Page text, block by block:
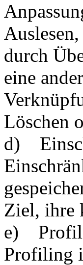
durch
eine
Löschen
d)
Ziel, ihre
e)
Profiling